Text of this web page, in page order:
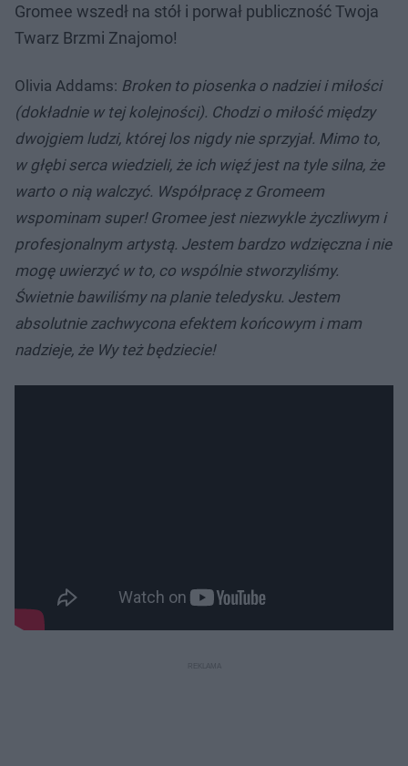
Gromee wszedł na stół i porwał publiczność Twoja
Twarz Brzmi Znajomo!
Olivia Addams: Broken to piosenka o nadziei i miłości
(dokładnie w tej kolejności). Chodzi o miłość między
dwojgiem ludzi, której los nigdy nie sprzyjał. Mimo to,
w głębi serca wiedzieli, że ich więź jest na tyle silna, że
warto o nią walczyć. Współpracę z Gromeem
wspominam super! Gromee jest niezwykle życzliwym i
profesjonalnym artystą. Jestem bardzo wdzięczna i nie
mogę uwierzyć w to, co wspólnie stworzyliśmy.
Świetnie bawiliśmy na planie teledysku. Jestem
absolutnie zachwycona efektem końcowym i mam
nadzieje, że Wy też będziecie!